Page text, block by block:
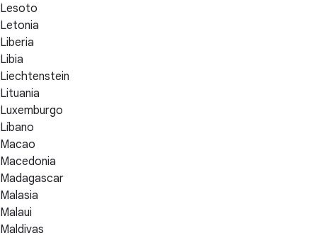
Lesoto
Letonia
Liberia
Libia
Liechtenstein
Lituania
Luxemburgo
Líbano
Macao
Macedonia
Madagascar
Malasia
Malaui
Maldivas